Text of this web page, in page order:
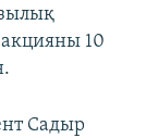
10
Садыр